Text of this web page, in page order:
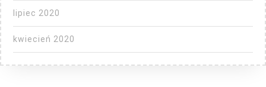
lipiec 2020
kwiecień 2020